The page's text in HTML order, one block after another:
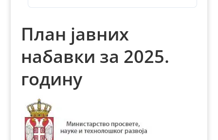
План јавних
набавки за 2025.
годину